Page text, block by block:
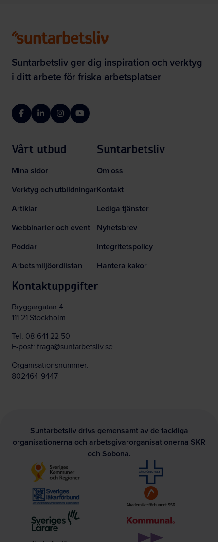
Suntarbetsliv ger dig inspiration och verktyg
i ditt arbete för friska arbetsplatser
FacebookLinkedInInstagramYouTube
Vårt utbud
Mina sidor
Verktyg och utbildningar
Artiklar
Webbinarier och event
Poddar
Arbetsmiljöordlistan
Suntarbetsliv
Om oss
Kontakt
Lediga tjänster
Nyhetsbrev
Integritetspolicy
Hantera kakor
Kontaktuppgifter
Bryggargatan 4
111 21 Stockholm
Tel: 08-641 22 50
E-post: fraga@suntarbetsliv.se
Organisationsnummer:
802464-9447
Suntarbetsliv drivs gemensamt av de fackliga
organisationerna och arbetsgivarorganisationerna SKR
och Sobona.